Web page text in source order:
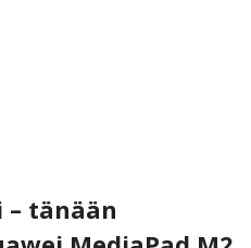
tänään